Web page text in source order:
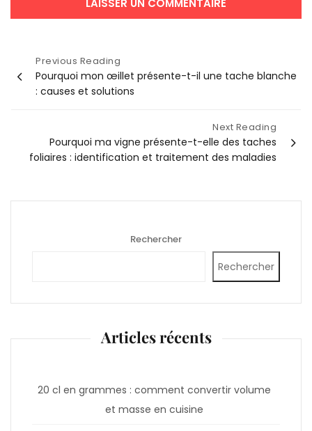
Navigation
de
l’article
Previous Reading
Pourquoi mon œillet présente-t-il une tache blanche
: causes et solutions
Next Reading
Pourquoi ma vigne présente-t-elle des taches
foliaires : identification et traitement des maladies
Rechercher
Rechercher
Articles récents
20 cl en grammes : comment convertir volume
et masse en cuisine